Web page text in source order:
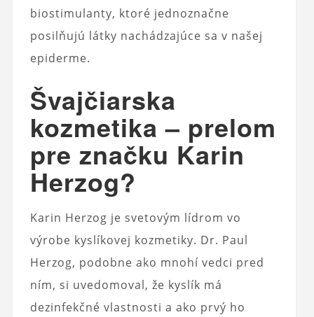
biostimulanty, ktoré jednoznačne
posilňujú látky nachádzajúce sa v našej
epiderme.
Švajčiarska
kozmetika – prelom
pre značku Karin
Herzog?
Karin Herzog je svetovým lídrom vo
výrobe kyslíkovej kozmetiky. Dr. Paul
Herzog, podobne ako mnohí vedci pred
ním, si uvedomoval, že kyslík má
dezinfekčné vlastnosti a ako prvý ho